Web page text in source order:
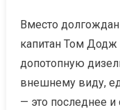
Вместо
капитан Том Додж
допотопную
внешнему виду,
— это последнее